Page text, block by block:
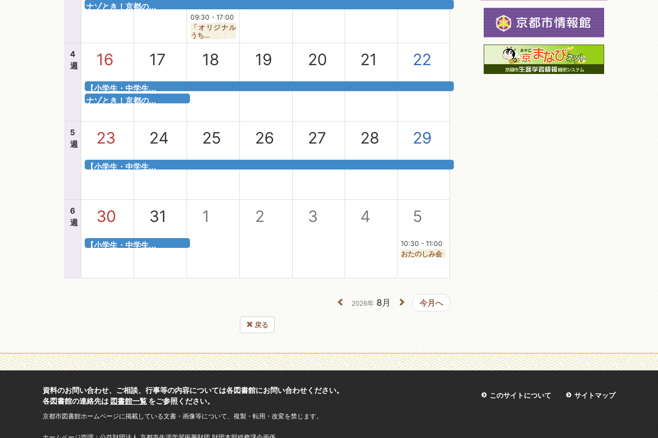
ナゾとき！京都の...
09:30 - 17:00
「オリジナル
うち...
4
週
16
【小学生・中学生...
ナゾとき！京都の...
17 18 19 20 21 22
5
週
23
【小学生・中学生...
24 25 26 27 28 29
6
週
30
【小学生・中学生...
31 1 2 3 4 5
10:30 - 11:00
おたのしみ会
2026年8月 今月へ
戻る
このサイトについて サイトマップ
資料のお問い合わせ、ご相談、行事等の内容については各図書館にお問い合わせください。
各図書館の連絡先は 図書館一覧 をご参照ください。
京都市図書館ホームページに掲載している文書・画像等について、複製・転用・改変を禁じます。